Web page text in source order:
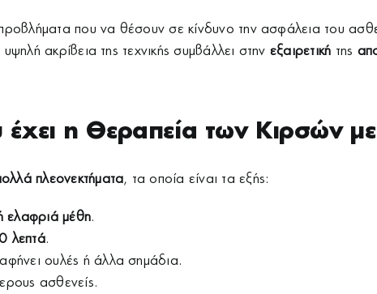
που να θέσουν σε κίνδυνο την ασφάλεια του
ακρίβεια της τεχνικής συμβάλλει στην εξαιρετική της
η Θεραπεία των Κιρσών
πλεονεκτήματα, τα οποία είναι τα εξής:
ελαφριά μέθη.
λεπτά.
ουλές ή άλλα σημάδια.
ασθενείς.